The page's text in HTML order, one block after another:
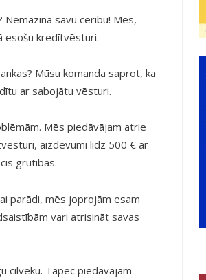
savu cerību! Mēs,
esošu kredītvēsturi.
Mūsu komanda saprot, ka
ar sabojātu vēsturi.
Mēs piedāvājam atrie
aizdevumi līdz 500 € ar
grūtībās.
parādi, mēs joprojām esam
vari atrisināt savas
cilvēku. Tāpēc piedāvājam